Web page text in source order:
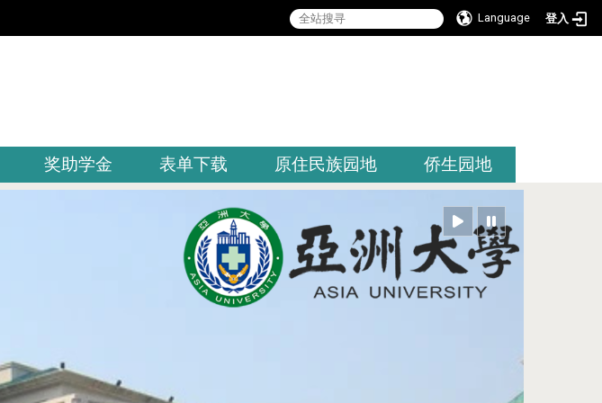
Language 登入
奖助学金 表单下载 原住民族园地 侨生园地